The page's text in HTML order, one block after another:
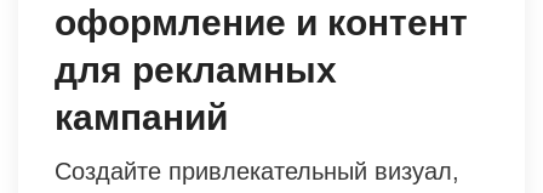
оформление и контент
для рекламных
кампаний
Создайте привлекательный визуал,